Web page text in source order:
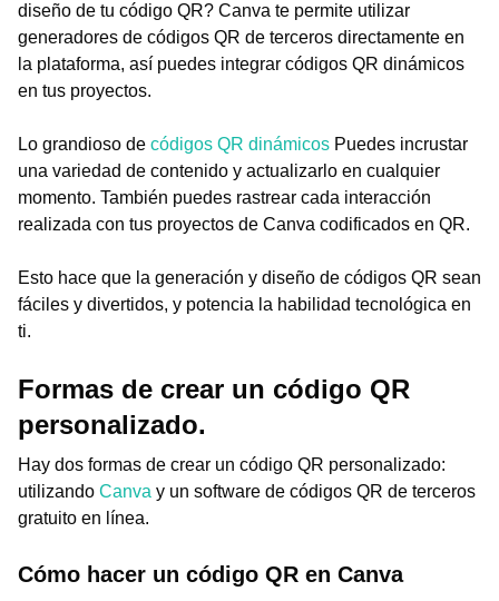
diseño de tu código QR? Canva te permite utilizar
generadores de códigos QR de terceros directamente en
la plataforma, así puedes integrar códigos QR dinámicos
en tus proyectos.
Lo grandioso de códigos QR dinámicos Puedes incrustar
una variedad de contenido y actualizarlo en cualquier
momento. También puedes rastrear cada interacción
realizada con tus proyectos de Canva codificados en QR.
Esto hace que la generación y diseño de códigos QR sean
fáciles y divertidos, y potencia la habilidad tecnológica en
ti.
Formas de crear un código QR
personalizado.
Hay dos formas de crear un código QR personalizado:
utilizando Canva y un software de códigos QR de terceros
gratuito en línea.
Cómo hacer un código QR en Canva